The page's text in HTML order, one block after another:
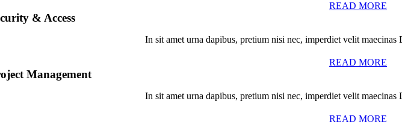
READ MORE
& Access
In sit amet urna dapibus, pretium nisi nec, imperdiet velit maecinas
READ MORE
Management
In sit amet urna dapibus, pretium nisi nec, imperdiet velit maecinas
READ MORE